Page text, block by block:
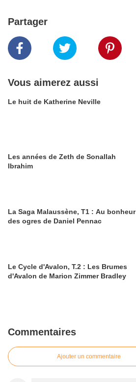
Partager
Vous aimerez aussi
Le huit de Katherine Neville
Les années de Zeth de Sonallah
Ibrahim
La Saga Malaussène, T1 : Au bonheur
des ogres de Daniel Pennac
Le Cycle d'Avalon, T.2 : Les Brumes
d'Avalon de Marion Zimmer Bradley
Commentaires
Ajouter un commentaire